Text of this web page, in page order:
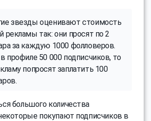
звезды оценивают стоимость
рекламы так: они просят по 2
за каждую 1000 фолловеров.
профиле 50 000 подписчиков, то
попросят заплатить 100
большого количества
покупают подписчиков в